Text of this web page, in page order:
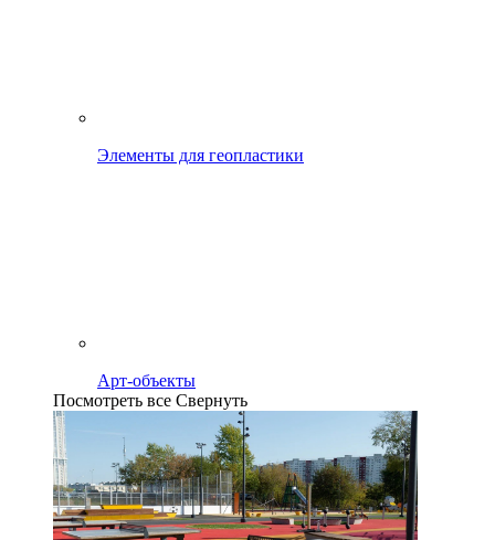
Элементы для геопластики
Арт-объекты
Посмотреть все Свернуть